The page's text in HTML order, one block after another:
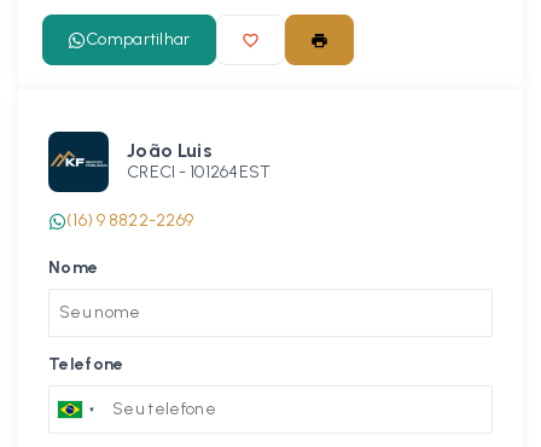
Compartilhar
João Luis
CRECI - 101264EST
(16) 9 8822-2269
Nome
Telefone